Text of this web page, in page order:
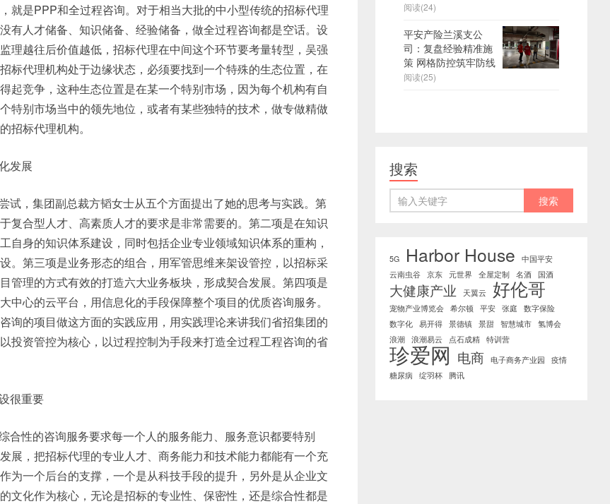
就是PPP和全过程咨询。对于相当大批的中小型传统的招标代理
有人才储备、知识储备、经验储备，做全过程咨询都是空话。设
理越往后价值越低，招标代理在中间这个环节要考量转型，吴强
标代理机构处于边缘状态，必须要找到一个特殊的生态位置，在
起竞争，这种生态位置是在某一个特别市场，因为每个机构有自
特别市场当中的领先地位，或者有某些独特的技术，做专做精做
招标代理机构。
发展
试，集团副总裁方韬女士从五个方面提出了她的思考与实践。第
复合型人才、高素质人才的要求是非常需要的。第二项是在知识
自身的知识体系建设，同时包括企业专业领域知识体系的重构，
。第三项是业务形态的组合，用军管思维来架设管控，以招标采
管理的方式有效的打造六大业务板块，形成契合发展。第四项是
中心的云平台，用信息化的手段保障整个项目的优质咨询服务。
询的项目做这方面的实践应用，用实践理论来讲我们省招集团的
投资管控为核心，以过程控制为手段来打造全过程工程咨询的省
很重要
合性的咨询服务要求每一个人的服务能力、服务意识都要特别
展，把招标代理的专业人才、商务能力和技术能力都能有一个充
为一个后台的支撑，一个是从科技手段的提升，另外是从企业文
文化作为核心，无论是招标的专业性、保密性，还是综合性都是
阅读(24)
平安产险兰溪支公
司：复盘经验精准施
策 网格防控筑牢防线
阅读(25)
搜索
5G Harbor House
中国平安
云南虫谷 京东 元世界 全屋定制 名酒 国酒
大健康产业 天翼云 好伦哥
宠物产业博览会 希尔顿 平安 张庭
数字保险
数字化 易开得 景德镇 景甜 智慧城市 氢博会
浪潮 浪潮易云 点石成精 特训营
珍爱网 电商 电子商务产业园
疫情
糖尿病
绽羽杯 腾讯